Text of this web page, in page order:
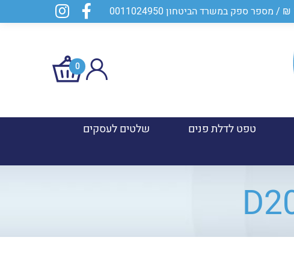
0
טפט לדלת פנים
שלטים לעסקים